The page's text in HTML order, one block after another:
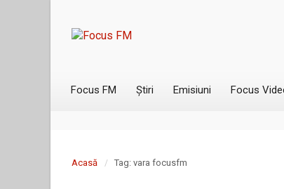
Focus FM Știri Emisiuni Focus
Acasă Tag: vara focusfm